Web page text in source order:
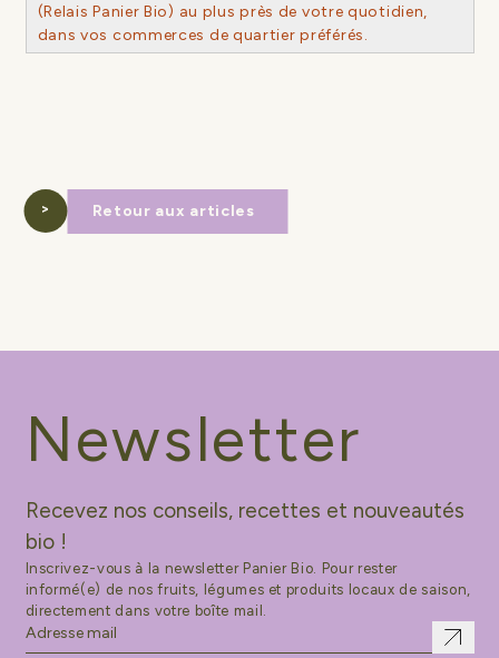
(Relais Panier Bio) au plus près de votre quotidien,
dans vos commerces de quartier préférés.
Retour aux articles
Newsletter
Recevez nos conseils, recettes et nouveautés
bio !
Inscrivez-vous à la newsletter Panier Bio. Pour rester
informé(e) de nos fruits, légumes et produits locaux de saison,
directement dans votre boîte mail.